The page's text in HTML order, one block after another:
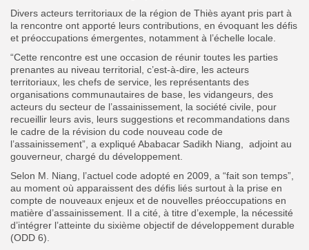
Divers acteurs territoriaux de la région de Thiès ayant pris part à
la rencontre ont apporté leurs contributions, en évoquant les défis
et préoccupations émergentes, notamment à l’échelle locale.
“Cette rencontre est une occasion de réunir toutes les parties
prenantes au niveau territorial, c’est-à-dire, les acteurs
territoriaux, les chefs de service, les représentants des
organisations communautaires de base, les vidangeurs, des
acteurs du secteur de l’assainissement, la société civile, pour
recueillir leurs avis, leurs suggestions et recommandations dans
le cadre de la révision du code nouveau code de
l’assainissement”, a expliqué Ababacar Sadikh Niang, adjoint au
gouverneur, chargé du développement.
Selon M. Niang, l’actuel code adopté en 2009, a “fait son temps”,
au moment où apparaissent des défis liés surtout à la prise en
compte de nouveaux enjeux et de nouvelles préoccupations en
matière d’assainissement. Il a cité, à titre d’exemple, la nécessité
d’intégrer l’atteinte du sixième objectif de développement durable
(ODD 6).